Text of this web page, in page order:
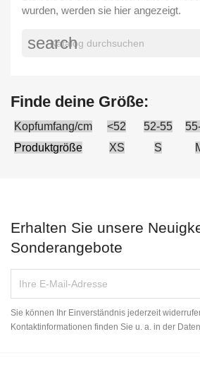
wurden, werden sie hier angezeigt.
search
Finde deine Größe:
Kopfumfang/cm <52 52-55
Produktgröße
XS S
Erhalten Sie unsere
Sonderangebote
Sie können Ihr Einverständnis jederzeit
Kontaktinformationen finden Sie u. a. in der